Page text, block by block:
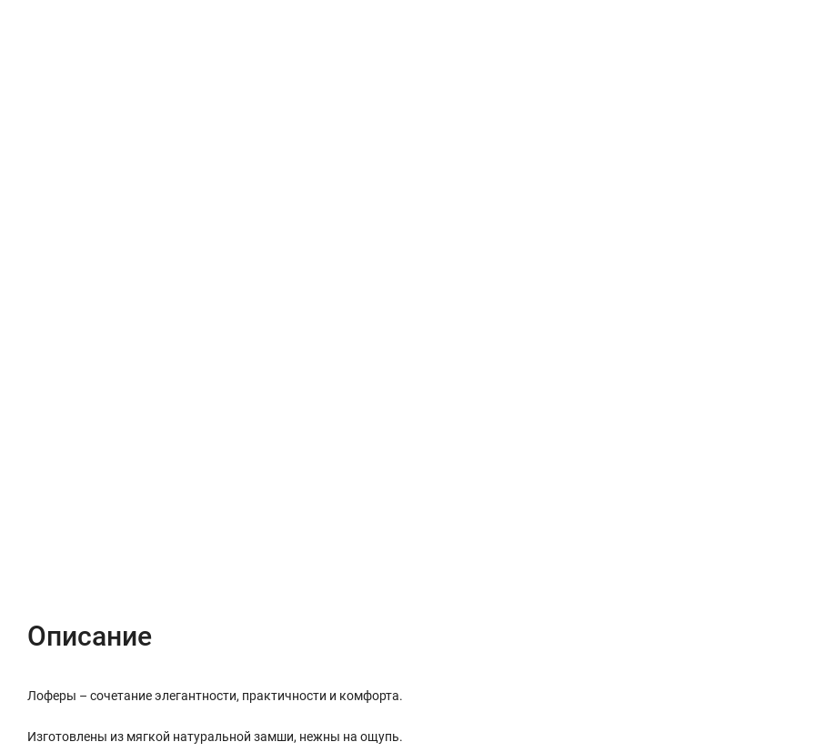
Описание
Лоферы – сочетание элегантности, практичности и комфорта.
Изготовлены из мягкой натуральной замши, нежны на ощупь.